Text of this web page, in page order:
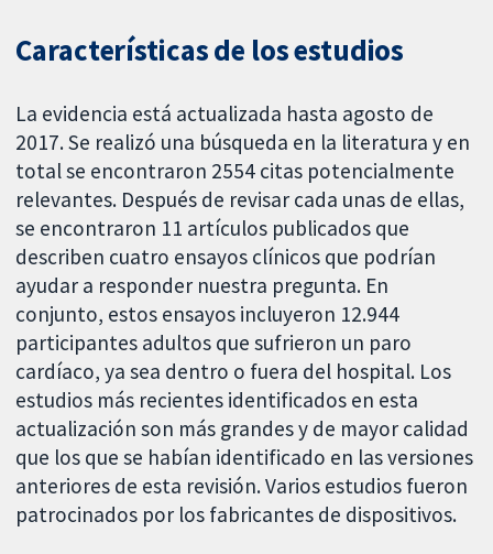
Características de los estudios
La evidencia está actualizada hasta agosto de
2017. Se realizó una búsqueda en la literatura y en
total se encontraron 2554 citas potencialmente
relevantes. Después de revisar cada unas de ellas,
se encontraron 11 artículos publicados que
describen cuatro ensayos clínicos que podrían
ayudar a responder nuestra pregunta. En
conjunto, estos ensayos incluyeron 12.944
participantes adultos que sufrieron un paro
cardíaco, ya sea dentro o fuera del hospital. Los
estudios más recientes identificados en esta
actualización son más grandes y de mayor calidad
que los que se habían identificado en las versiones
anteriores de esta revisión. Varios estudios fueron
patrocinados por los fabricantes de dispositivos.